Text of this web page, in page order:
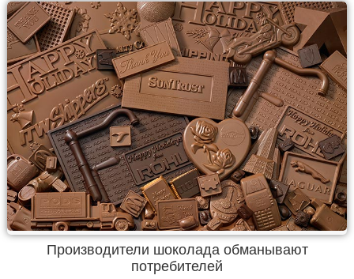
Производители шоколада обманывают
потребителей